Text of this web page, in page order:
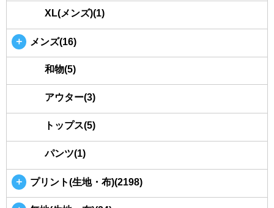
XL(メンズ)(1)
＋ メンズ(16)
和物(5)
アウター(3)
トップス(5)
パンツ(1)
＋ プリント(生地・布)(2198)